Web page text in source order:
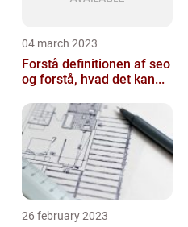
04 march 2023
Forstå definitionen af seo
og forstå, hvad det kan...
26 february 2023